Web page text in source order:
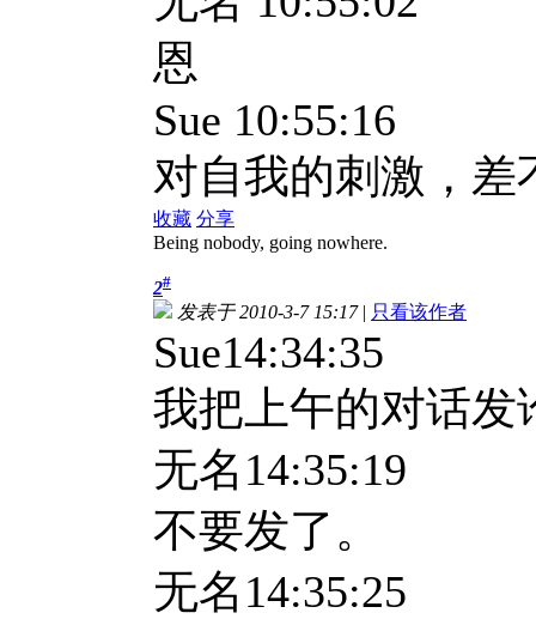
恩
Sue 10:55:16
对自我的刺激，差
收藏 分享
Being nobody, going nowhere.
2#
发表于 2010-3-7 15:17| 只看该作者
Sue14:34:35
我把上午的对话发
无名 14:35:19
不要发了。
无名 14:35:25